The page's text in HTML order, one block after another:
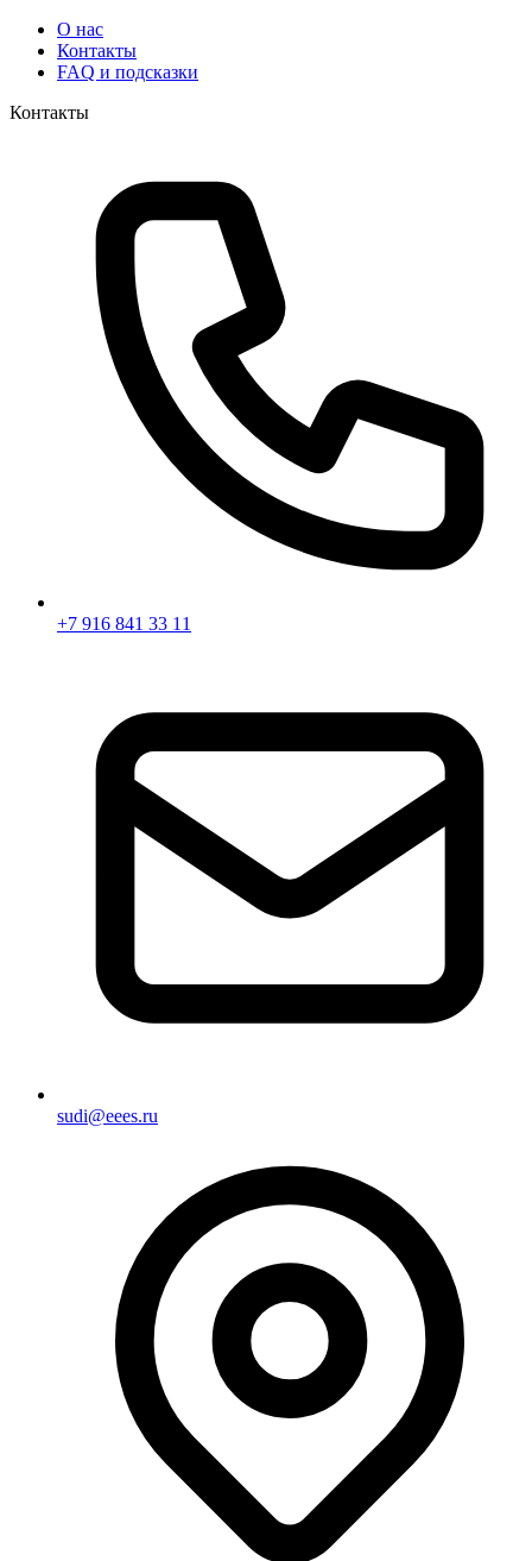
О нас
Контакты
FAQ и подсказки
Контакты
+7 916 841 33 11
sudi@eees.ru